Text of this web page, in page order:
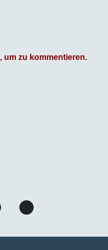
, um zu kommentieren.